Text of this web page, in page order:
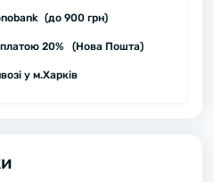
(до 900 грн)
20% (Нова Пошта)
у м.Харків